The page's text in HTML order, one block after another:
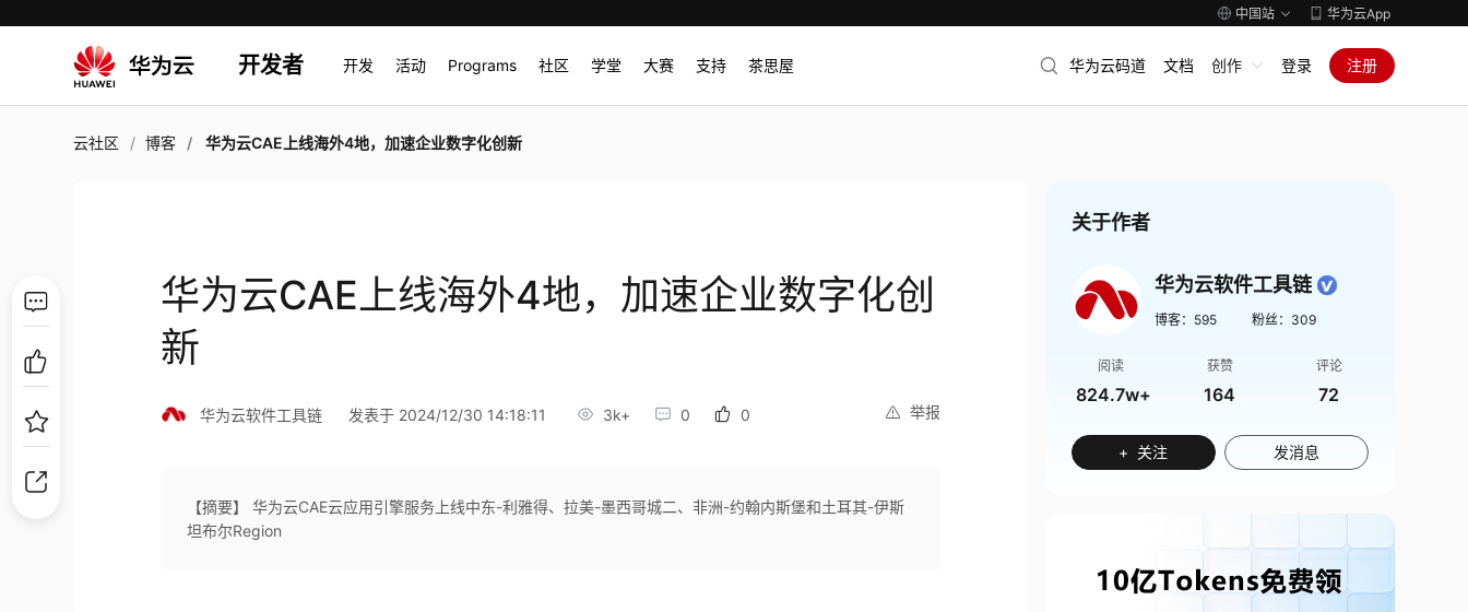
中国站 华为云App
开发者 开发 活动 Programs 社区 学堂 大赛 支持 茶思屋 华为云码道 文档 创作 登录 注册
云社区 博客 华为云CAE上线海外4地，加速企业数字化创新
华为云CAE上线海外4地，加速企业数字化创
新
举报
华为云软件工具链 发表于 2024/12/30 14:18:11 3k+ 0 0
【摘要】 华为云CAE云应用引擎服务上线中东-利雅得、拉美-墨西哥城二、非洲-约翰内斯堡和土耳其-伊斯
坦布尔Region
关于作者
华为云软件工具链
博客： 595 粉丝： 309
阅读
824.7w+
获赞
164
评论
72
+ 关注 发消息